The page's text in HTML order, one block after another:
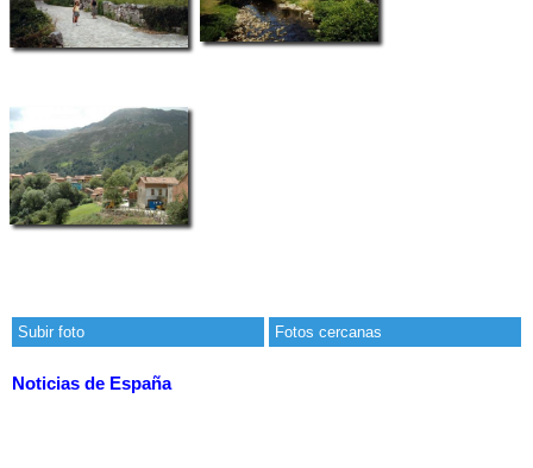
Subir foto Fotos cercanas
Noticias de España